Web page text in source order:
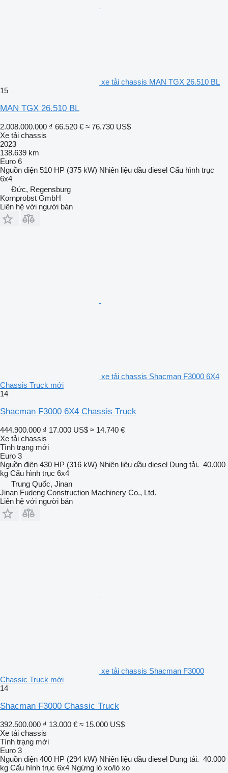
xe tải chassis MAN TGX 26.510 BL
15
MAN TGX 26.510 BL
2.008.000.000 ₫ 66.520 € ≈ 76.730 US$
Xe tải chassis
2023
138.639 km
Euro 6
Nguồn điện 510 HP (375 kW) Nhiên liệu dầu diesel Cấu hình trục
6x4
Đức, Regensburg
Kornprobst GmbH
Liên hệ với người bán
xe tải chassis Shacman F3000 6X4
Chassis Truck mới
14
Shacman F3000 6X4 Chassis Truck
444.900.000 ₫ 17.000 US$ ≈ 14.740 €
Xe tải chassis
Tình trạng mới
Euro 3
Nguồn điện 430 HP (316 kW) Nhiên liệu dầu diesel Dung tải. 40.000
kg Cấu hình trục 6x4
Trung Quốc, Jinan
Jinan Fudeng Construction Machinery Co., Ltd.
Liên hệ với người bán
xe tải chassis Shacman F3000
Chassic Truck mới
14
Shacman F3000 Chassic Truck
392.500.000 ₫ 13.000 € ≈ 15.000 US$
Xe tải chassis
Tình trạng mới
Euro 3
Nguồn điện 400 HP (294 kW) Nhiên liệu dầu diesel Dung tải. 40.000
kg Cấu hình trục 6x4 Ngừng lò xo/lò xo